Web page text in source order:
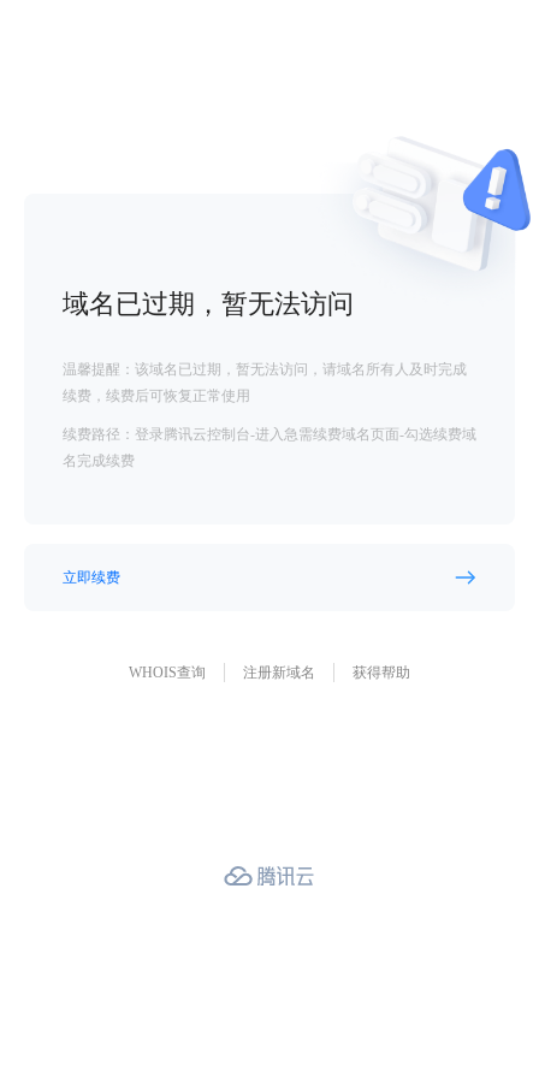
域名已过期，暂无法访问
温馨提醒：该域名已过期，暂无法访问，请域名所有人及时完成
续费，续费后可恢复正常使用
续费路径：登录腾讯云控制台-进入急需续费域名页面-勾选续费域
名完成续费
立即续费
WHOIS查询 注册新域名 获得帮助